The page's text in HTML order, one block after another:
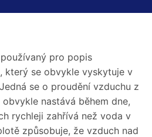
pro popis
který se obvykle vyskytuje v
se o proudění vzduchu z
nastává během dne,
rychleji zahřívá než voda v
způsobuje, že vzduch nad